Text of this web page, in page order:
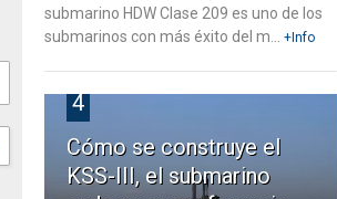
submarino HDW Clase 209 es uno de los
submarinos con más éxito del m...
+Info
4
Cómo se construye el
KSS-III, el submarino